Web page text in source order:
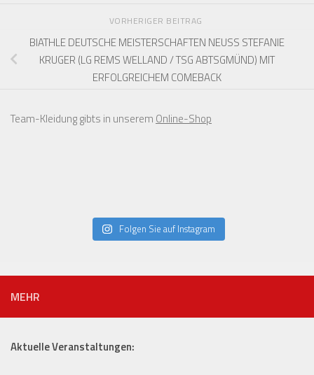
VORHERIGER BEITRAG
BIATHLE DEUTSCHE MEISTERSCHAFTEN NEUSS STEFANIE
KRUGER (LG REMS WELLAND / TSG ABTSGMÜND) MIT
ERFOLGREICHEM COMEBACK
Team-Kleidung gibts in unserem Online-Shop
Folgen Sie auf Instagram
MEHR
Aktuelle Veranstaltungen: